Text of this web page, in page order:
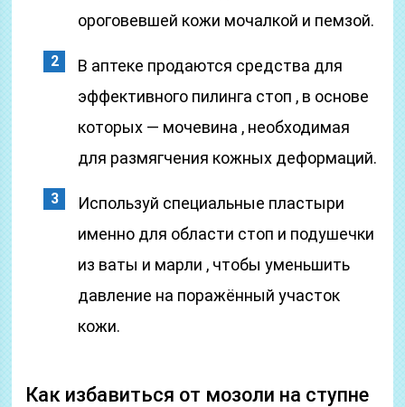
ороговевшей кожи мочалкой и пемзой.
В аптеке продаются средства для
эффективного пилинга стоп , в основе
которых — мочевина , необходимая
для размягчения кожных деформаций.
Используй специальные пластыри
именно для области стоп и подушечки
из ваты и марли , чтобы уменьшить
давление на поражённый участок
кожи.
Как избавиться от мозоли на ступне